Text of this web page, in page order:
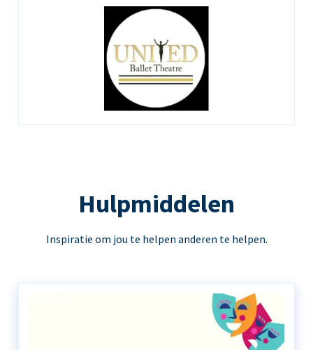
Hulpmiddelen
Inspiratie om jou te helpen anderen te helpen.